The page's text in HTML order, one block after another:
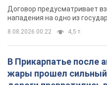
область и курортный
Хорватия унизила
по спортивной
официально не пустив